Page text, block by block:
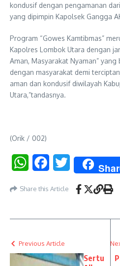
kondusif dengan pengamanan
yang dipimpin Kapolsek Gangga
Program “Gowes Kamtibmas”
Kapolres Lombok Utara dengan
Aman, Masyarakat Nyaman”
dengan masyarakat demi
aman dan kondusif diwilayah
Utara,”tandasnya.
(Orik / 002)
WhatsAppFacebookTwitter
Share this Article
Previous Article
Sertu